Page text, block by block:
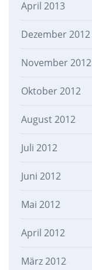
April 2013
Dezember 2012
November 2012
Oktober 2012
August 2012
Juli 2012
Juni 2012
Mai 2012
April 2012
März 2012